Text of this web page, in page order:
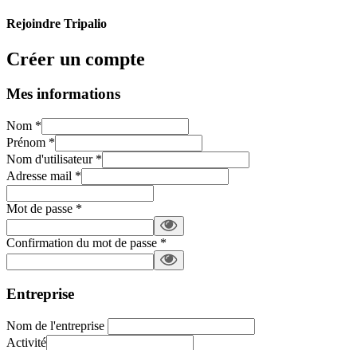
Rejoindre Tripalio
Créer un compte
Mes informations
Nom *
Prénom *
Nom d'utilisateur*
Adresse mail *
Mot de passe *
Confirmation du mot de passe *
Entreprise
Nom de l'entreprise
Activité